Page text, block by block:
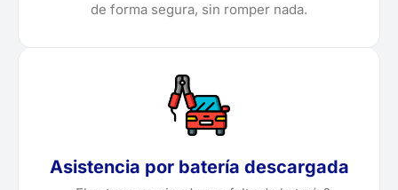
de forma segura, sin romper nada.
Asistencia por batería descargada